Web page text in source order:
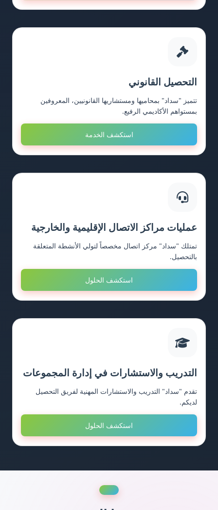
التحصيل القانوني
تتميز "سداد" بمحاميها ومستشاريها القانونيين، المعروفين
بمستواهم الأكاديمي الرفيع.
استكشف الخدمة
عمليات مراكز الاتصال الإقليمية والخارجية
تمتلك "سداد" مركز اتصال مخصصاً لتولي الأنشطة المتعلقة
بالتحصيل.
استكشف الحلول
التدريب والاستشارات في إدارة المجموعات
تقدم "سداد" التدريب والاستشارات المهنية لفريق التحصيل
لديكم.
استكشف الحلول